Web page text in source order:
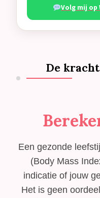
Volg mij op
De
Een gezonde
(Body Mass
indicatie of jouw
Het is geen